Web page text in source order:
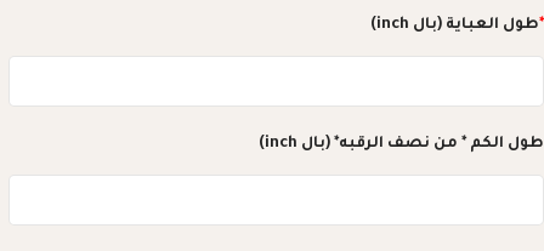
*طول العباية (بال inch)
طول الكم * من نصف الرقبه* (بال inch)